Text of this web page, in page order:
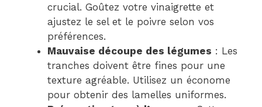
crucial. Goûtez votre vinaigrette et
ajustez le sel et le poivre selon vos
préférences.
Mauvaise découpe des légumes : Les
tranches doivent être fines pour une
texture agréable. Utilisez un économe
pour obtenir des lamelles uniformes.